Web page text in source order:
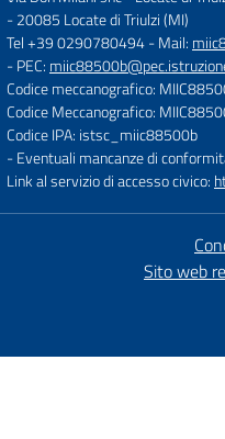
-20085 Locate di Triulzi (MI)
Tel +39 0290780494- Mail:
- PEC:
Codice meccanografico:
Codice Meccanografico:
Codice IPA: istsc_miic88500b
- Eventuali mancanze di
Link al servizio di accesso civico:
Sito web